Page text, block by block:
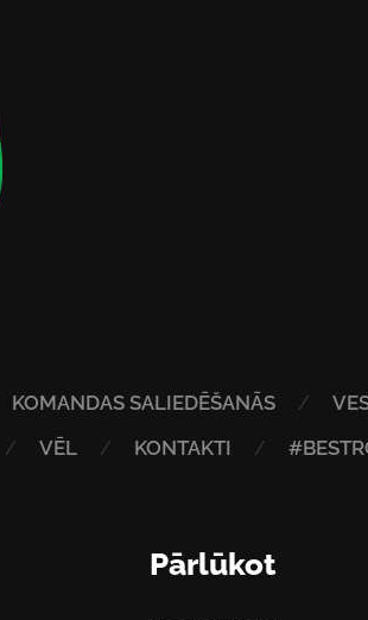
KOMANDAS SALIEDĒŠANĀS
VĒL KONTAKTI
Pārlūkot